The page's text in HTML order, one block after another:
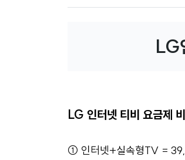
LG
LG 인터넷 티비 요금제
① 인터넷+실속형TV =